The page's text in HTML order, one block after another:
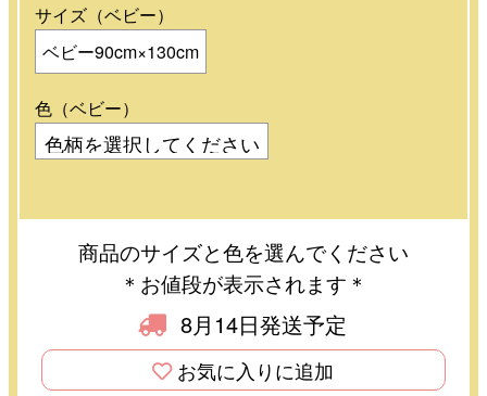
サイズ（ベビー）
ベビー90cm×130cm
色（ベビー）
商品のサイズと色を選んでください
＊お値段が表示されます＊
8月14日発送予定
お気に入りに追加